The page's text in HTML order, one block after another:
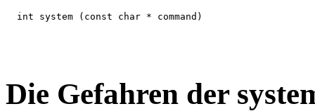
Die Gefahren der